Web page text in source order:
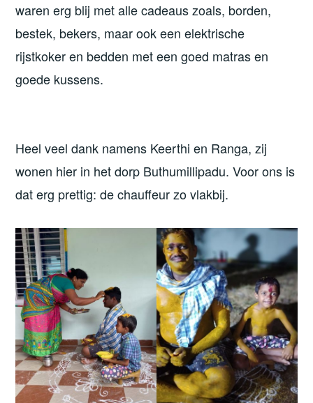
waren erg blij met alle cadeaus zoals, borden,
bestek, bekers, maar ook een elektrische
rijstkoker en bedden met een goed matras en
goede kussens.
Heel veel dank namens Keerthi en Ranga, zij
wonen hier in het dorp Buthumillipadu. Voor ons is
dat erg prettig: de chauffeur zo vlakbij.